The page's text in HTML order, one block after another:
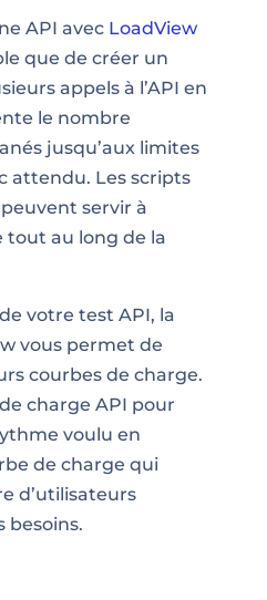
API avec LoadView
que de créer un
appels à l’API en
le nombre
jusqu’aux limites
attendu. Les scripts
servir à
tout au long de la
votre test API, la
vous permet de
courbes de charge.
charge API pour
voulu en
de charge qui
d’utilisateurs
besoins.